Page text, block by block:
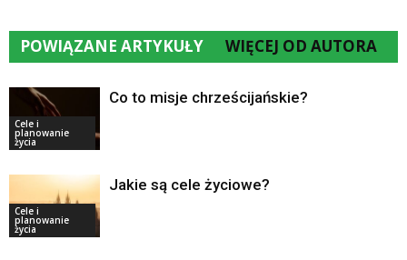
POWIĄZANE ARTYKUŁY WIĘCEJ OD AUTORA
Cele i
planowanie
życia
Co to misje chrześcijańskie?
Cele i
planowanie
życia
Jakie są cele życiowe?